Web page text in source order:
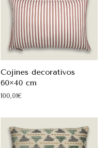
Cojines decorativos
60×40 cm
100,01€